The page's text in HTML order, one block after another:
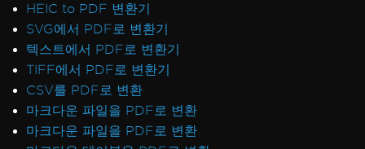
HEIC to PDF 변환기
SVG에서 PDF로 변환기
텍스트에서 PDF로 변환기
TIFF에서 PDF로 변환기
CSV를 PDF로 변환
마크다운 파일을 PDF로 변환
마크다운 파일을 PDF로 변환